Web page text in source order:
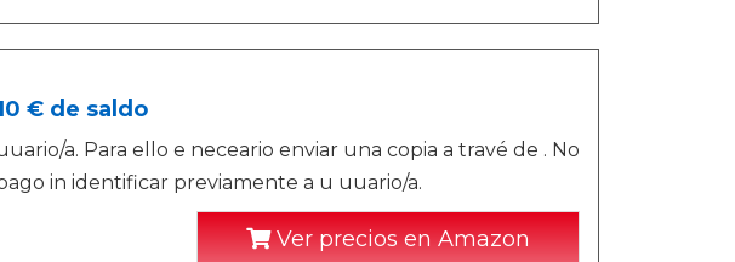
€ de saldo
a. Para ello e neceario enviar una copia a travé de . No
in identificar previamente a u uuario/a.
Ver precios en Amazon